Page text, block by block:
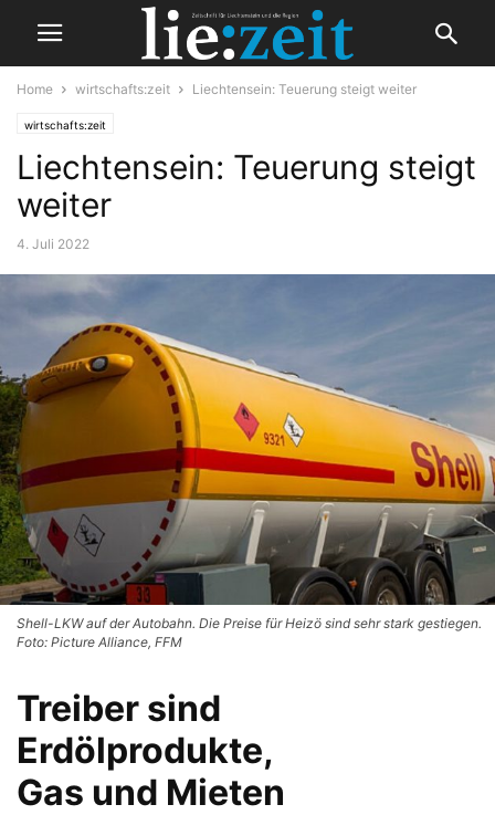
Home wirtschafts:zeit Liechtensein: Teuerung steigt weiter
wirtschafts:zeit
Liechtensein: Teuerung steigt
weiter
4. Juli 2022
Shell-LKW auf der Autobahn. Die Preise für Heizö sind sehr stark gestiegen.
Foto: Picture Alliance, FFM
Treiber sind
Erdölprodukte,
Gas und Mieten